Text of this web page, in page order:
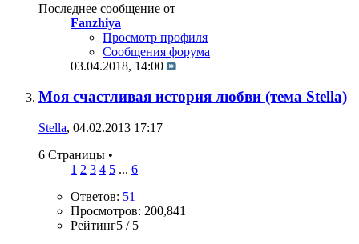
Последнее сообщение от
Fanzhiya
Просмотр профиля
Сообщения форума
03.04.2018, 14:00
Моя счастливая история любви (тема Stella)
Stella, 04.02.2013 17:17
6 Страницы •
1 2 3 4 5 ... 6
Ответов: 51
Просмотров: 200,841
Рейтинг5 / 5